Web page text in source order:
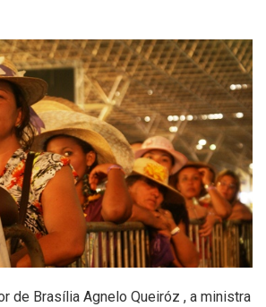
de Brasília Agnelo Queiróz , a ministra